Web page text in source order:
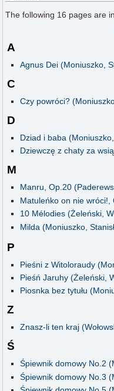
The following 16 pages are
A
Agnus Dei (Moniuszko,
C
Czy powróci?
D
Dziad i baba (Moniuszko,
Dziewczę z chaty za
M
Manru, Op.20
Matuleńko on nie wróci!,
10 Mélodies (Żeleński,
Milda (Moniuszko,
P
Pieśni z Witoloraudy
Pieśń Jaruhy (Żeleński,
Piosnka bez tytułu
Z
Znasz-li ten kraj
Ś
Śpiewnik domowy No.2
Śpiewnik domowy No.3